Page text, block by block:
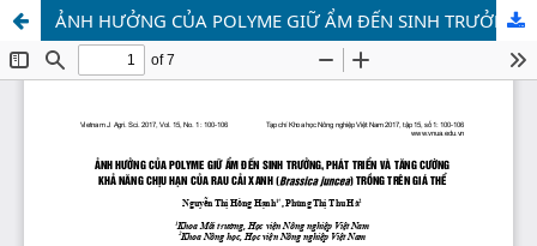
ẢNH HƯỞNG CỦA POLYME GIỮ ẨM ĐẾN SINH TRƯỞNG, PHÁT TRIỂN VÀ TĂNG CƯỜNG KHẢ NĂNG CHỊU HẠN CỦA RAU CẢI XANH (Brassica juncea) TRỒNG TRÊN GIÁ THỂ